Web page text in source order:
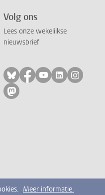
Volg ons
Lees onze wekelijkse
nieuwsbrief
Volg ons op bluesky
Volg ons op
Volg ons op
Volg ons
Volg
Volg ons op mastodon
Meer informatie.